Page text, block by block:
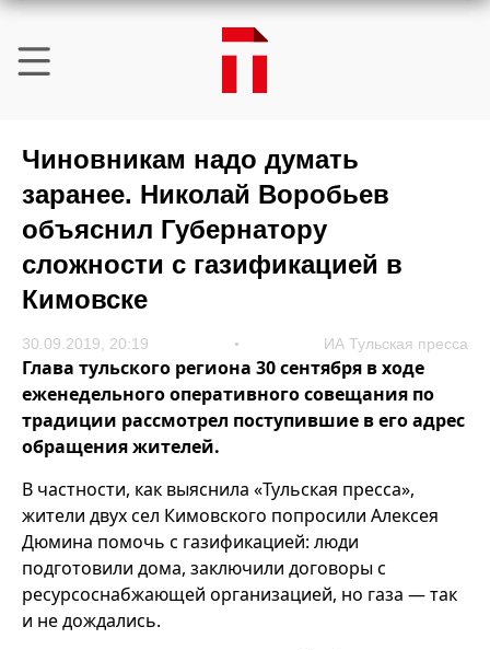
Чиновникам надо думать
заранее. Николай Воробьев
объяснил Губернатору
сложности с газификацией в
Кимовске
30.09.2019, 20:19 ИА Тульская пресса
Глава тульского региона 30 сентября в ходе
еженедельного оперативного совещания по
традиции рассмотрел поступившие в его адрес
обращения жителей.
В частности, как выяснила «Тульская пресса»,
жители двух сел Кимовского попросили Алексея
Дюмина помочь с газификацией: люди
подготовили дома, заключили договоры с
ресурсоснабжающей организацией, но газа — так
и не дождались.